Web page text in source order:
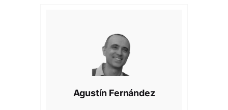
Agustín Fernández